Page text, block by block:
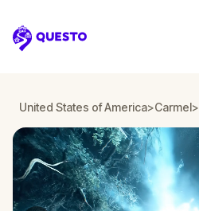
Questo
United States of America>Carmel>